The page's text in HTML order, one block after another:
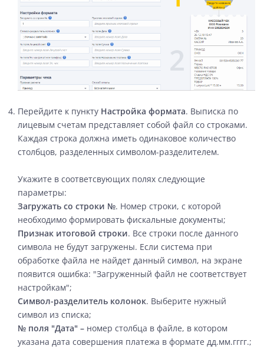
Перейдите к пункту Настройка формата. Выписка по
лицевым счетам представляет собой файл со строками.
Каждая строка должна иметь одинаковое количество
столбцов, разделенных символом-разделителем.
Укажите в соответсвующих полях следующие
параметры:
Загружать со строки №. Номер строки, с которой
необходимо формировать фискальные документы;
Признак итоговой строки. Все строки после данного
символа не будут загружены. Если система при
обработке файла не найдет данный символ, на экране
появится ошибка: "Загруженный файл не соответствует
настройкам";
Символ-разделитель колонок. Выберите нужный
символ из списка;
№ поля "Дата" – номер столбца в файле, в котором
указана дата совершения платежа в формате дд.мм.гггг.;